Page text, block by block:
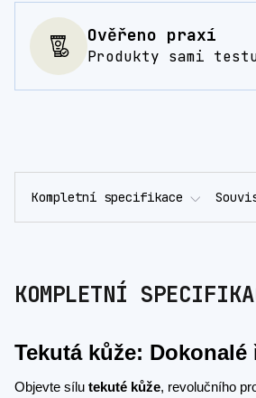
Ověřeno praxí
Produkty sami
Kompletní specifikace
KOMPLETNÍ
Tekutá kůže:
Objevte sílu tekuté kůže, revolučního